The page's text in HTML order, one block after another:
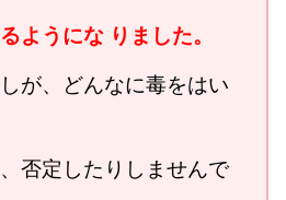
ようにな りました。
が、どんなに毒をはい
否定したりしませんで